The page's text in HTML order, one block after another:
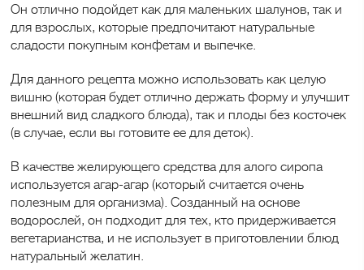
Он отлично подойдет как для маленьких шалунов, так и
для взрослых, которые предпочитают натуральные
сладости покупным конфетам и выпечке.
Для данного рецепта можно использовать как целую
вишню (которая будет отлично держать форму и улучшит
внешний вид сладкого блюда), так и плоды без косточек
(в случае, если вы готовите ее для деток).
В качестве желирующего средства для алого сиропа
используется агар-агар (который считается очень
полезным для организма). Созданный на основе
водорослей, он подходит для тех, кто придерживается
вегетарианства, и не использует в приготовлении блюд
натуральный желатин.